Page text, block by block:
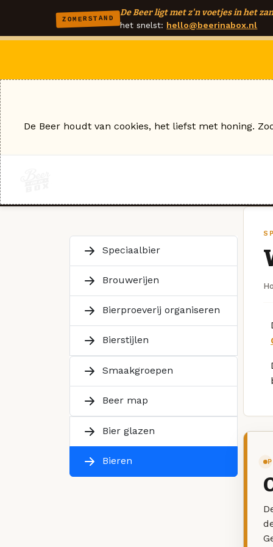
ZOMERSTAND
De Beer ligt met z'n voetjes in het
het snelst: hello@beerinabox.nl
Speciaalbier
Brouwerijen
Bierproeverij organiseren
Bierstijlen
Smaakgroepen
Beer map
Bier glazen
Bieren
De Beer houdt van cookies, het liefst met honing.